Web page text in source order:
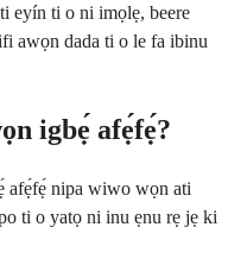
eyín ti o ni imọlẹ, beere
awọn dada ti o le fa ibinu
igbẹ́ afẹ́fẹ́?
afẹ́fẹ́ nipa wiwo wọn ati
ti o yatọ ni inu ẹnu rẹ jẹ ki